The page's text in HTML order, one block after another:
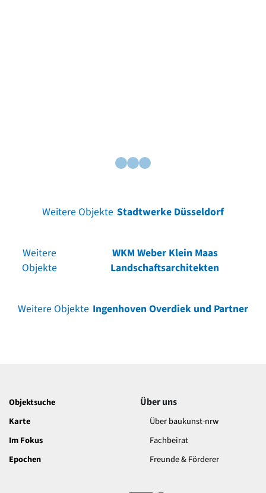
Weitere Objekte Stadtwerke Düsseldorf
Weitere
Objekte
WKM Weber Klein Maas
Landschaftsarchitekten
Weitere Objekte Ingenhoven Overdiek und Partner
Objektsuche
Karte
Im Fokus
Epochen
Über uns
Über baukunst-nrw
Fachbeirat
Freunde & Förderer